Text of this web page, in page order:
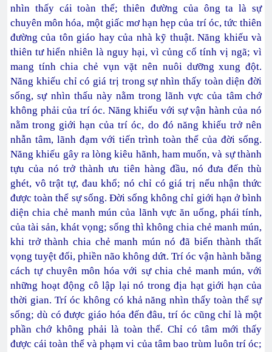
nhìn thấy cái toàn thể; thiên đường của ông ta là sự
chuyên môn hóa, một giấc mơ hạn hẹp của trí óc, tức thiên
đường của tôn giáo hay của nhà kỹ thuật. Năng khiếu và
thiên tư hiển nhiên là nguy hại, vì củng cố tính vị ngã; vì
mang tính chia chẻ vụn vặt nên nuôi dưỡng xung đột.
Năng khiếu chỉ có giá trị trong sự nhìn thấy toàn diện đời
sống, sự nhìn thấu này nằm trong lãnh vực của tâm chớ
không phải của trí óc. Năng khiếu với sự vận hành của nó
nằm trong giới hạn của trí óc, do đó năng khiếu trở nên
nhẫn tâm, lãnh đạm với tiến trình toàn thể của đời sống.
Năng khiếu gây ra lòng kiêu hãnh, ham muốn, và sự thành
tựu của nó trở thành ưu tiên hàng đầu, nó đưa đến thù
ghét, vô trật tự, đau khổ; nó chỉ có giá trị nếu nhận thức
được toàn thể sự sống. Đời sống không chỉ giới hạn ở bình
diện chia chẻ manh mún của lãnh vực ăn uống, phái tính,
của tài sản, khát vọng; sống thì không chia chẻ manh mún,
khi trở thành chia chẻ manh mún nó đã biến thành thất
vọng tuyệt đối, phiền não không dứt. Trí óc vận hành bằng
cách tự chuyên môn hóa với sự chia chẻ manh mún, với
những hoạt động cô lập lại nó trong địa hạt giới hạn của
thời gian. Trí óc không có khả năng nhìn thấy toàn thể sự
sống; dù có được giáo hóa đến đâu, trí óc cũng chỉ là một
phần chớ không phải là toàn thể. Chỉ có tâm mới thấy
được cái toàn thể và phạm vi của tâm bao trùm luôn trí óc;